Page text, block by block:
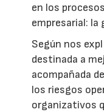
en los
empresarial: la
Según nos
destinada a
acompañada
los riesgos
organizativos